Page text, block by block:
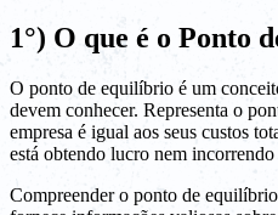
1°) O que é o Ponto
O ponto de equilíbrio é um
devem conhecer. Representa o
empresa é igual aos seus custos
está obtendo lucro nem
Compreender o ponto de